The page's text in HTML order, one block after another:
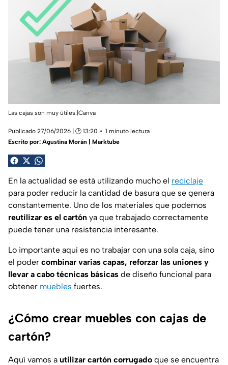
Las cajas son muy útiles.|Canva
Publicado 27/06/2026 | 🕑 13:20
1 minuto lectura
Escrito por: Agustina Morán | Marktube
En la actualidad se está utilizando mucho el reciclaje
para poder reducir la cantidad de basura que se genera
constantemente. Uno de los materiales que podemos
reutilizar es el cartón ya que trabajado correctamente
puede tener una resistencia interesante.
Lo importante aquí es no trabajar con una sola caja, sino
el poder combinar varias capas, reforzar las uniones y
llevar a cabo técnicas básicas de diseño funcional para
obtener muebles fuertes.
¿Cómo crear muebles con cajas de
cartón?
Aquí vamos a utilizar cartón corrugado que se encuentra